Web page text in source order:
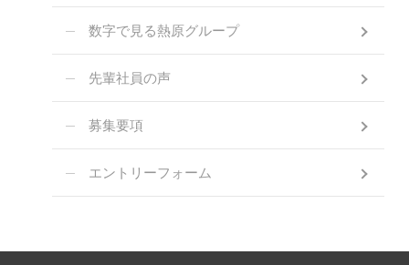
数字で見る熱原グループ
先輩社員の声
募集要項
エントリーフォーム